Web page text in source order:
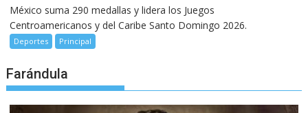
México suma 290 medallas y lidera los Juegos
Centroamericanos y del Caribe Santo Domingo 2026.
Deportes Principal
Farándula